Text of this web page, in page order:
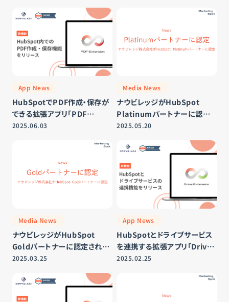
App News
HubSpotでPDF作成・保存が
できる拡張アプリ「PDF
Extension」をローンチ
2025.06.03
Media News
ナウビレッジがHubSpot
Platinumパートナーに認定さ
れました
2025.05.20
Media News
ナウビレッジがHubSpot
Goldパートナーに認定されま
した
2025.03.25
App News
HubSpotとドライブサービス
を連携する拡張アプリ「Drive
Extension」がローンチ
2025.02.25